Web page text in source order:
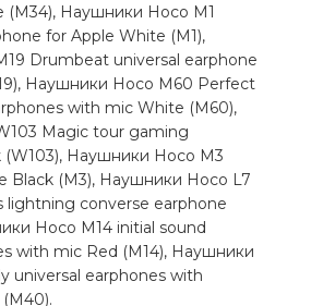
Наушники Hoco M1
for Apple White (M1),
Drumbeat universal earphone
Наушники Hoco M60 Perfect
with mic White (M60),
Magic tour gaming
(W103), Наушники Hoco M3
Black (M3), Наушники Hoco L7
lightning converse earphone
Hoco M14 initial sound
with mic Red (M14), Наушники
universal earphones with